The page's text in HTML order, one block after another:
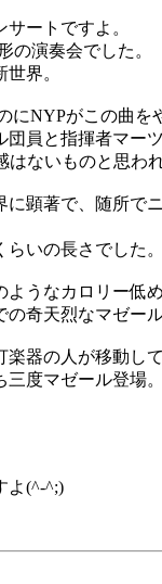
ートですよ。
の演奏会でした。
界。
にNYPがこの曲を
員と指揮者マー
ないものと思われ
顕著で、随所で
いの長さでした。
うなカロリー低
奇天烈なマゼー
器の人が移動し
度マゼール登場。
よ(^-^;)